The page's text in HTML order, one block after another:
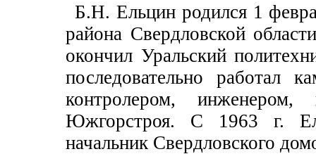
Б.Н. Ельцин родился 1
района Свердловской
окончил Уральский
последовательно работал
контролером, инженером,
Южгорстроя. С 1963 г.
начальник Свердловского